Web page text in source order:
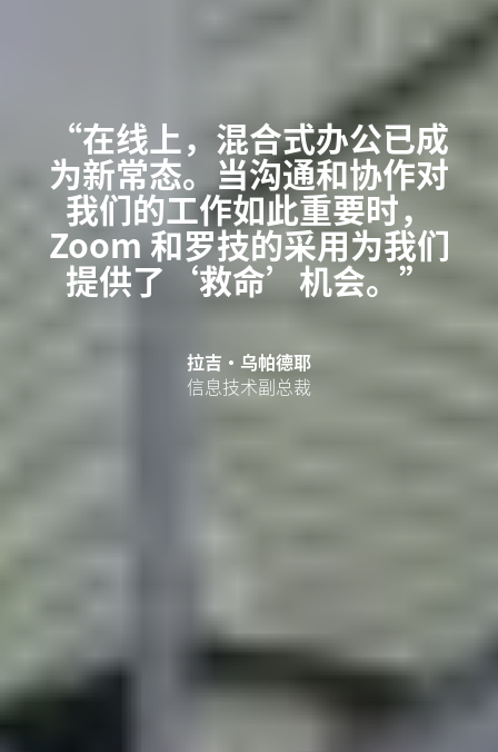
“在线上，混合式办公已成
为新常态。当沟通和协作对
我们的工作如此重要时，
Zoom 和罗技的采用为我们
提供了‘救命’机会。”
拉吉·乌帕德耶
信息技术副总裁